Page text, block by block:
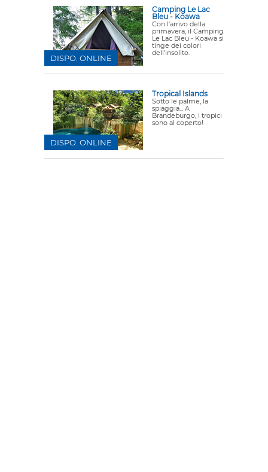
Camping Le Lac
Bleu - Koawa
Con l'arrivo della
primavera, il Camping
Le Lac Bleu - Koawa si
tinge dei colori
dell'insolito.
DISPO. ONLINE
Tropical Islands
Sotto le palme, la
spiaggia... A
Brandeburgo, i tropici
sono al coperto!
DISPO. ONLINE